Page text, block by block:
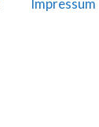
Impressum